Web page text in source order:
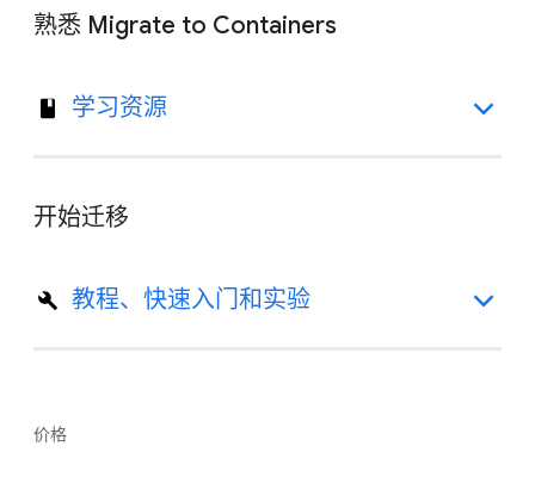
熟悉 Migrate to Containers
学习资源
开始迁移
教程、快速入门和实验
价格